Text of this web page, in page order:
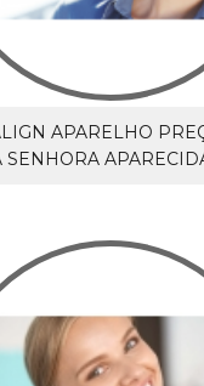
APARELHO
SENHORA